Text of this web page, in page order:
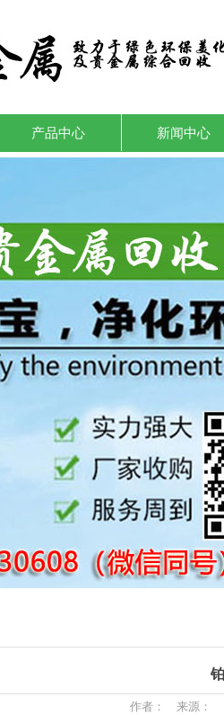
产品中心 新闻中心
作者： 来源：